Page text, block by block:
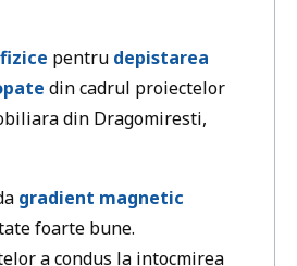
pentru depistarea
din cadrul proiectelor
din Dragomiresti,
gradient magnetic
foarte bune.
a condus la intocmirea